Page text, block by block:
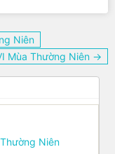
Niên
Mùa Thường Niên →
Niên